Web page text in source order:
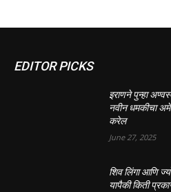
EDITOR PICKS
इराणने पुन्हा
नवीन धमकीचा
करेल
June 27, 2025
शिव लिंगा आणि
यापैकी किती